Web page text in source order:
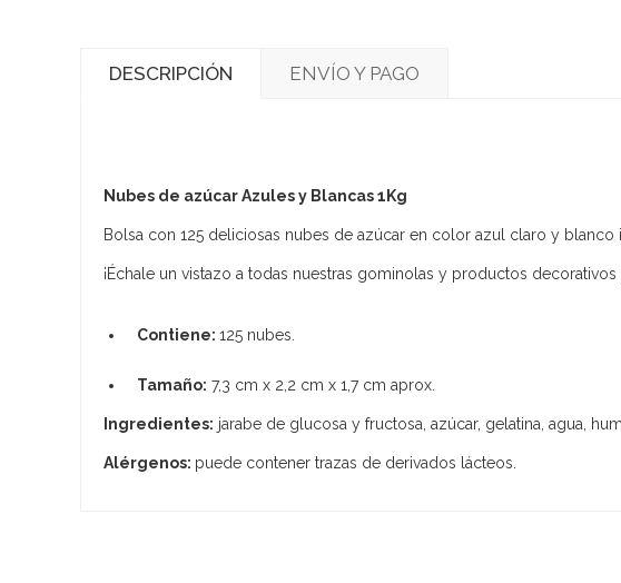
DESCRIPCIÓN ENVÍO Y PAGO
Nubes de azúcar Azules y Blancas 1Kg
​Bolsa con 125 deliciosas nubes de azúcar en color azul claro y
¡Échale un vistazo a todas nuestras gominolas y productos
Contiene: 125 nubes.
Tamaño: 7,3 cm x 2,2 cm x 1,7 cm aprox.
Ingredientes: jarabe de glucosa y fructosa, azúcar, gelatina, agua,
Alérgenos: puede contener trazas de derivados lácteos.